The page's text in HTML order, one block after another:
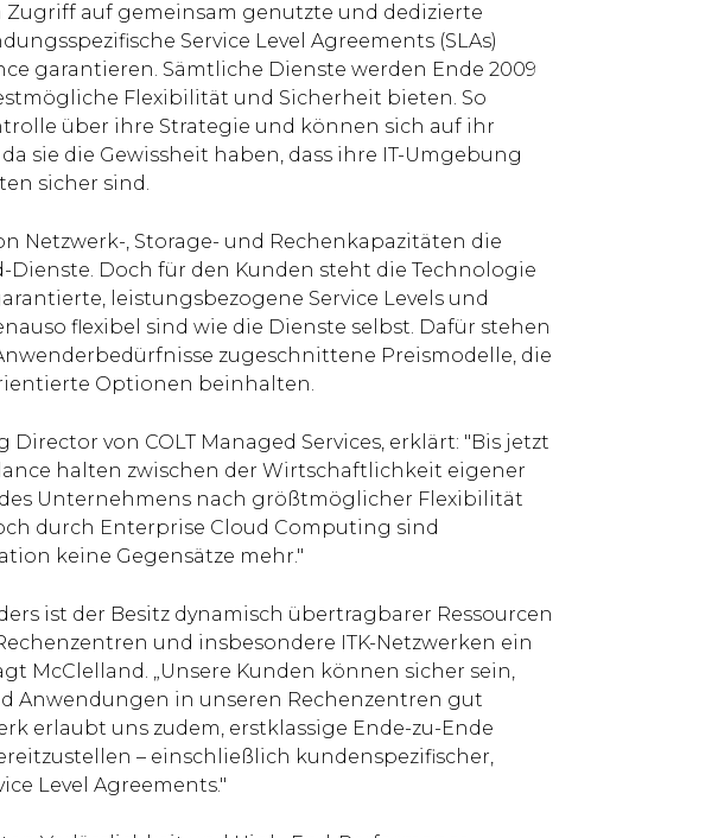
Zugriff auf gemeinsam genutzte und dedizierte
Service Level Agreements (SLAs)
garantieren. Sämtliche Dienste werden Ende 2009
Flexibilität und Sicherheit bieten. So
über ihre Strategie und können sich auf ihr
sie die Gewissheit haben, dass ihre IT-Umgebung
sicher sind.
Netzwerk-, Storage- und Rechenkapazitäten die
Dienste. Doch für den Kunden steht die Technologie
leistungsbezogene Service Levels und
flexibel sind wie die Dienste selbst. Dafür stehen
zugeschnittene Preismodelle, die
Optionen beinhalten.
von COLT Managed Services, erklärt: "Bis jetzt
halten zwischen der Wirtschaftlichkeit eigener
Unternehmens nach größtmöglicher Flexibilität
durch Enterprise Cloud Computing sind
keine Gegensätze mehr."
ist der Besitz dynamisch übertragbarer Ressourcen
und insbesondere ITK-Netzwerken ein
McClelland. „Unsere Kunden können sicher sein,
Anwendungen in unseren Rechenzentren gut
erlaubt uns zudem, erstklassige Ende-zu-Ende
– einschließlich kundenspezifischer,
Level Agreements."